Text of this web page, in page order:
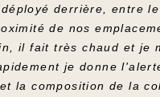
derrière, entre
de nos
il fait très chaud et je
je donne
la composition de la